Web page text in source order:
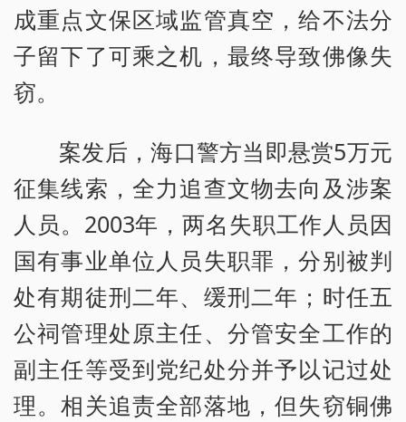
成重点文保区域监管真空，给不法分
子留下了可乘之机，最终导致佛像失
窃。
案发后，海口警方当即悬赏5万元
征集线索，全力追查文物去向及涉案
人员。2003年，两名失职工作人员因
国有事业单位人员失职罪，分别被判
处有期徒刑二年、缓刑二年；时任五
公祠管理处原主任、分管安全工作的
副主任等受到党纪处分并予以记过处
理。相关追责全部落地，但失窃铜佛